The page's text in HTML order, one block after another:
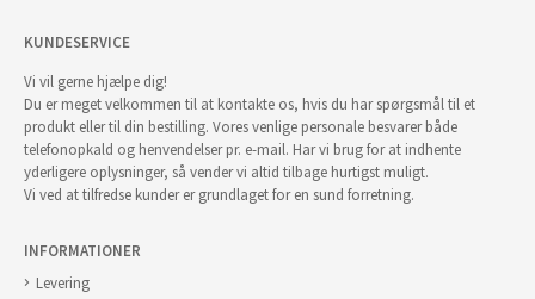
KUNDESERVICE
Vi vil gerne hjælpe dig!
Du er meget velkommen til at kontakte os, hvis du har spørgsmål til et
produkt eller til din bestilling. Vores venlige personale besvarer både
telefonopkald og henvendelser pr. e-mail. Har vi brug for at indhente
yderligere oplysninger, så vender vi altid tilbage hurtigst muligt.
Vi ved at tilfredse kunder er grundlaget for en sund forretning.
INFORMATIONER
Levering